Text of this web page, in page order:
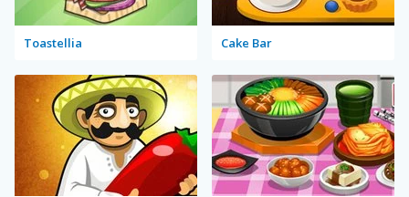
Toastellia Cake Bar